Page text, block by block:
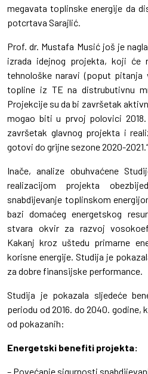
megavata toplinske energije da
potcrtava Sarajlić
Prof. dr. Mustafa Musić još je
izrada idejnog projekta, koji će
tehnološke naravi (poput pitanja
topline iz TE na distrubutivnu
Projekcije su da bi završetak
mogao biti u prvoj polovici
završetak glavnog projekta i
gotovi do grijne sezone 2020-2021.“
Inače, analize obuhvaćene
realizacijom projekta
snabdijevanje toplinskom
bazi domaćeg energetskog
stvara okvir za razvoj
Kakanj kroz uštedu primarne
korisne energije. Studija je
za dobre finansijske performance.
Studija je pokazala sljedeće
periodu od 2016. do 2040.
od pokazanih:
Energetski benefiti projekta:
– Povećanje sigurnosti